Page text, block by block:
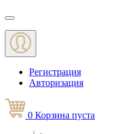
Меню
Регистрация
Авторизация
0 Корзина пуста